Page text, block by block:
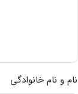
نام و نام خانوادگی